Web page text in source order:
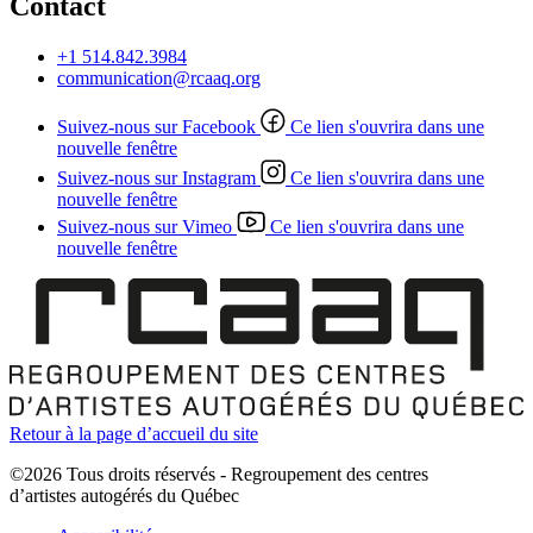
+1 514.842.3984
communication@rcaaq.org
Suivez-nous sur Facebook
Ce lien s'ouvrira dans une
nouvelle fenêtre
Suivez-nous sur Instagram
Ce lien s'ouvrira dans une
nouvelle fenêtre
Suivez-nous sur Vimeo
Ce lien s'ouvrira dans une
nouvelle fenêtre
Retour à la page d’accueil du site
©2026 Tous droits réservés - Regroupement des centres
d’artistes autogérés du Québec